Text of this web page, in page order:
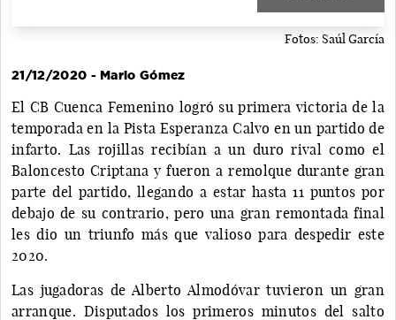
Fotos: Saúl García
21/12/2020 - Mario Gómez
El CB Cuenca Femenino logró su primera victoria de la
temporada en la Pista Esperanza Calvo en un partido de
infarto. Las rojillas recibían a un duro rival como el
Baloncesto Criptana y fueron a remolque durante gran
parte del partido, llegando a estar hasta 11 puntos por
debajo de su contrario, pero una gran remontada final
les dio un triunfo más que valioso para despedir este
2020.
Las jugadoras de Alberto Almodóvar tuvieron un gran
arranque. Disputados los primeros minutos del salto